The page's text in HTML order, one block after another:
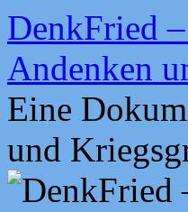
Zum
Inhalt
springen
DenkFried
Andenken
Eine
und